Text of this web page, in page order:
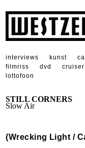
interviews kunst
filmriss
dvd cruiser
lottofoon
STILL CORNERS
Slow Air
(Wrecking Light /